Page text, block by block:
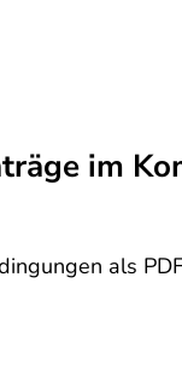
im
als